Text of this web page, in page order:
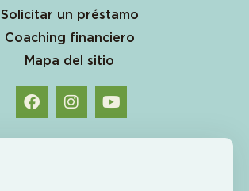
Solicitar un préstamo
Coaching financiero
Mapa del sitio